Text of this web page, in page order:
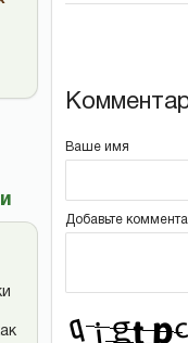
Ваше имя
Добавьте